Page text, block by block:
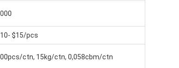
$15/pcs
ctn, 15kg/ctn, 0,058cbm/ctn